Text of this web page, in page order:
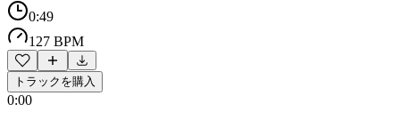
0:49
127 BPM
トラックを購入
0:00